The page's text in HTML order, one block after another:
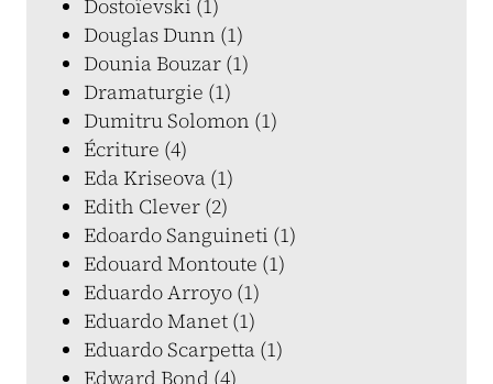
Dostoïevski (1)
Douglas Dunn (1)
Dounia Bouzar (1)
Dramaturgie (1)
Dumitru Solomon (1)
Écriture (4)
Eda Kriseova (1)
Edith Clever (2)
Edoardo Sanguineti (1)
Edouard Montoute (1)
Eduardo Arroyo (1)
Eduardo Manet (1)
Eduardo Scarpetta (1)
Edward Bond (4)